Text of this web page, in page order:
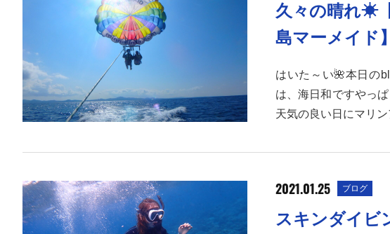
久々の晴れ☀
島マーメイド】
はいた～い🌺本日の
は、海日和ですやっ
天気の良い日にマリ
2021.01.25 ブログ
スキンダイビ